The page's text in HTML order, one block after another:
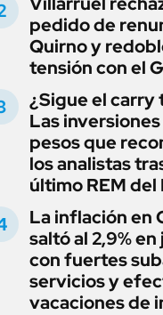
pedido de
Quirno y
tensión con el
¿Sigue el carry
Las
pesos que
los analistas
último REM del
La inflación en
saltó al 2,9% en
con fuertes
servicios y
vacaciones de